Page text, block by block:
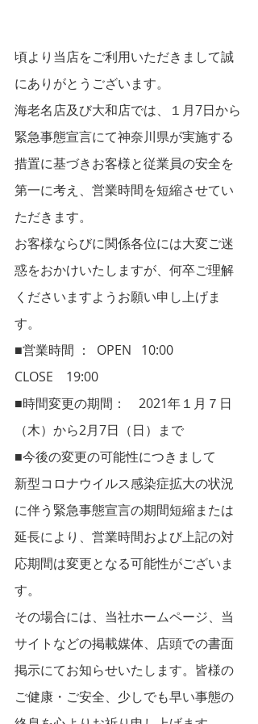
頃より当店をご利用いただきまして誠
にありがとうございます。
海老名店及び大和店では、１月7日から
緊急事態宣言にて神奈川県が実施する
措置に基づきお客様と従業員の安全を
第一に考え、営業時間を短縮させてい
ただきます。
お客様ならびに関係各位には大変ご迷
惑をおかけいたしますが、何卒ご理解
くださいますようお願い申し上げま
す。
■営業時間 ：  OPEN   10:00
CLOSE　19:00
■時間変更の期間：　2021年１月７日
（木）から2月7日（日）まで
■今後の変更の可能性につきまして
新型コロナウイルス感染症拡大の状況
に伴う緊急事態宣言の期間短縮または
延長により、営業時間および上記の対
応期間は変更となる可能性がございま
す。
その場合には、当社ホームページ、当
サイトなどの掲載媒体、店頭での書面
掲示にてお知らせいたします。皆様の
ご健康・ご安全、少しでも早い事態の